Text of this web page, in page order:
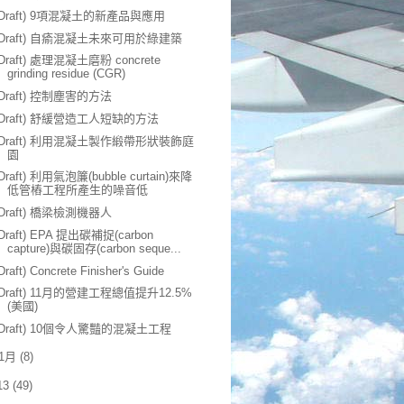
9項混凝土的新產品與應用
自瘉混凝土未來可用於綠建築
處理混凝土磨粉 concrete
grinding residue (CGR)
控制塵害的方法
舒緩營造工人短缺的方法
利用混凝土製作緞帶形狀裝飾庭
園
利用氣泡簾(bubble curtain)來降
低管樁工程所產生的噪音低
橋梁檢測機器人
EPA 提出碳補捉(carbon
capture)與碳固存(carbon seque...
Concrete Finisher's Guide
11月的營建工程總值提升12.5%
(美國)
10個令人驚豔的混凝土工程
1月 (8)
(49)